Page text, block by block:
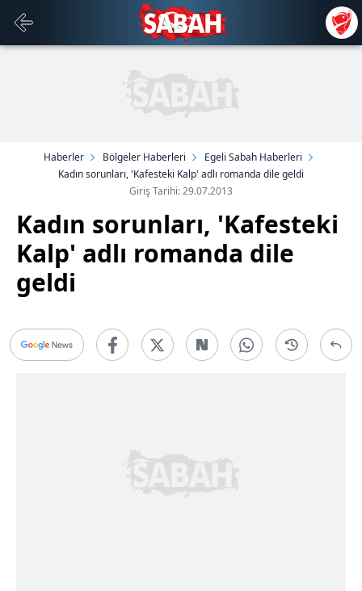
Haberler Bölgeler Haberleri
Egeli Sabah Haberleri
Kadın sorunları, 'Kafesteki Kalp' adlı romanda dile geldi
Giriş Tarihi: 29.07.2013
Kadın sorunları, 'Kafesteki
Kalp' adlı romanda dile
geldi